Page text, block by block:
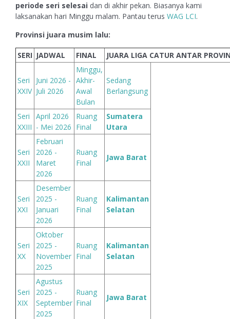
periode seri selesai dan di akhir pekan. Biasanya kami
laksanakan hari Minggu malam. Pantau terus WAG LCI.
Provinsi juara musim lalu:
SERI JADWAL FINAL JUARA LIGA CATUR ANTAR
Seri
XXIV
Juni 2026 -
Juli 2026
Minggu,
Akhir-
Awal
Bulan
Sedang
Berlangsung
Seri
XXIII
April 2026
- Mei 2026
Ruang
Final
Sumatera
Utara
Seri
XXII
Februari
2026 -
Maret
2026
Ruang
Final
Jawa Barat
Seri
XXI
Desember
2025 -
Januari
2026
Ruang
Final
Kalimantan
Selatan
Seri
XX
Oktober
2025 -
November
2025
Ruang
Final
Kalimantan
Selatan
Seri
XIX
Agustus
2025 -
September
2025
Ruang
Final
Jawa Barat